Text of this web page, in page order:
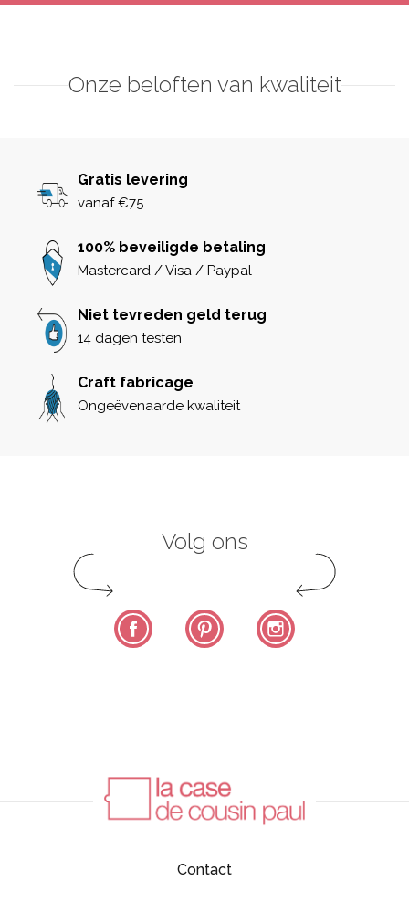
Onze beloften van kwaliteit
Gratis levering
vanaf €75
100% beveiligde betaling
Mastercard / Visa / Paypal
Niet tevreden geld terug
14 dagen testen
Craft fabricage
Ongeëvenaarde kwaliteit
Volg ons
Facebook Pinterest
Contact